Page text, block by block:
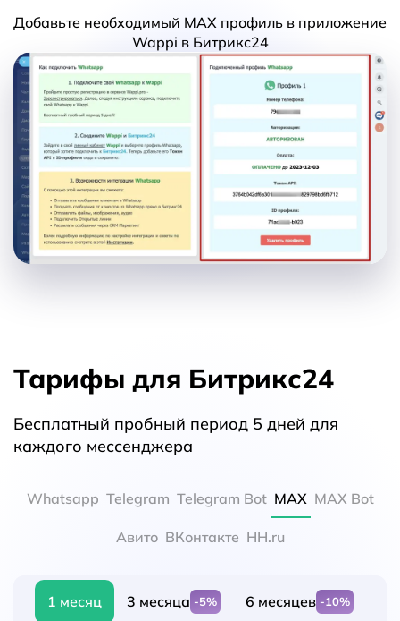
Добавьте необходимый MAX профиль в приложение
Wappi в Битрикс24
Тарифы для Битрикс24
Бесплатный пробный период 5 дней для
каждого мессенджера
Whatsapp Telegram Telegram Bot MAX MAX Bot
Авито ВКонтакте HH.ru
1 месяц 3 месяца -5% 6 месяцев -10%